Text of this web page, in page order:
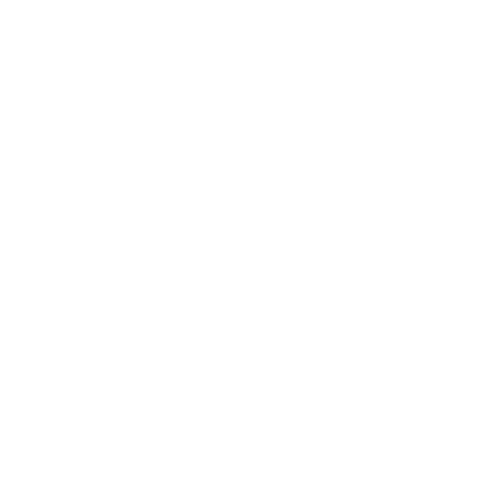
Depressão e Ansiedade
Depressivo Maior